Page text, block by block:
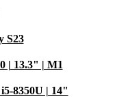
S23
| 13.3" | M1
8350U | 14"